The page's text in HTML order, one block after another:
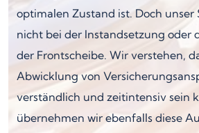
optimalen Zustand ist. Doch unser
nicht bei der Instandsetzung oder
der Frontscheibe. Wir verstehen,
Abwicklung von
verständlich und zeitintensiv sein
übernehmen wir ebenfalls diese